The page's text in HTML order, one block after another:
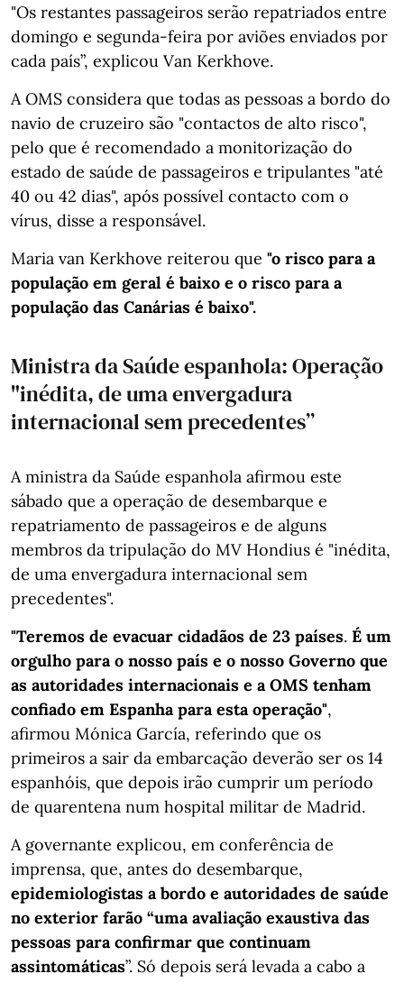
"Os restantes passageiros serão repatriados entre
domingo e segunda-feira por aviões enviados por
cada país”, explicou Van Kerkhove.
A OMS considera que todas as pessoas a bordo do
navio de cruzeiro são "contactos de alto risco",
pelo que é recomendado a monitorização do
estado de saúde de passageiros e tripulantes "até
40 ou 42 dias", após possível contacto com o
vírus, disse a responsável.
Maria van Kerkhove reiterou que "o risco para a
população em geral é baixo e o risco para a
população das Canárias é baixo".
Ministra da Saúde espanhola: Operação
"inédita, de uma envergadura
internacional sem precedentes”
A ministra da Saúde espanhola afirmou este
sábado que a operação de desembarque e
repatriamento de passageiros e de alguns
membros da tripulação do MV Hondius é "inédita,
de uma envergadura internacional sem
precedentes".
"Teremos de evacuar cidadãos de 23 países. É um
orgulho para o nosso país e o nosso Governo que
as autoridades internacionais e a OMS tenham
confiado em Espanha para esta operação",
afirmou Mónica García, referindo que os
primeiros a sair da embarcação deverão ser os 14
espanhóis, que depois irão cumprir um período
de quarentena num hospital militar de Madrid.
A governante explicou, em conferência de
imprensa, que, antes do desembarque,
epidemiologistas a bordo e autoridades de saúde
no exterior farão “uma avaliação exaustiva das
pessoas para confirmar que continuam
assintomáticas”. Só depois será levada a cabo a